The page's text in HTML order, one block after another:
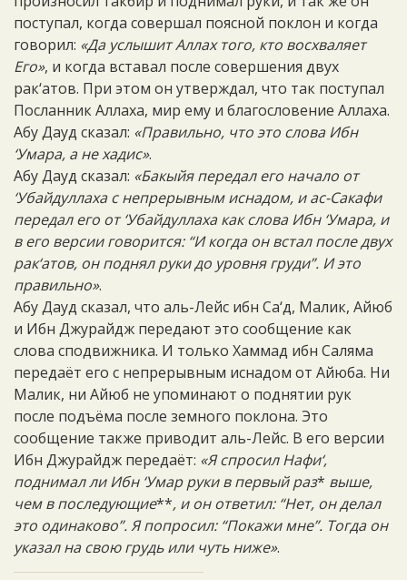
поступал, когда совершал поясной поклон и когда
говорил: «Да услышит Аллах того, кто восхваляет
Его», и когда вставал после совершения двух
рак‘атов. При этом он утверждал, что так поступал
Посланник Аллаха, мир ему и благословение Аллаха.
Абу Дауд сказал: «Правильно, что это слова Ибн
‘Умара, а не хадис».
Абу Дауд сказал: «Бакыйя передал его начало от
‘Убайдуллаха с непрерывным иснадом, и ас-Сакафи
передал его от ‘Убайдуллаха как слова Ибн ‘Умара, и
в его версии говорится: “И когда он встал после двух
рак‘атов, он поднял руки до уровня груди”. И это
правильно».
Абу Дауд сказал, что аль-Лейс ибн Са‘д, Малик, Айюб
и Ибн Джурайдж передают это сообщение как
слова сподвижника. И только Хаммад ибн Саляма
передаёт его с непрерывным иснадом от Айюба. Ни
Малик, ни Айюб не упоминают о поднятии рук
после подъёма после земного поклона. Это
сообщение также приводит аль-Лейс. В его версии
Ибн Джурайдж передаёт: «Я спросил Нафи‘,
поднимал ли Ибн ‘Умар руки в первый раз* выше,
чем в последующие**, и он ответил: “Нет, он делал
это одинаково”. Я попросил: “Покажи мне”. Тогда он
указал на свою грудь или чуть ниже».